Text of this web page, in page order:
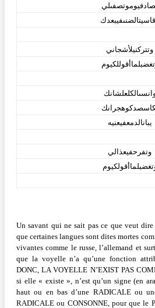
وتتركنيلأشجاني
يبانالدمعفيعنيه
وتفرحفيعذالي
Un savant qui ne sait pas ce que veut
que certaines langues sont dites mortes
vivantes comme le russe, l’allemand et
que la voyelle n’a qu’une fonction
DONC, LA VOYELLE N’EXIST PAS
si elle « existe », n’est qu’un signe (en
haut ou en bas d’une RADICALE ou
RADICALE ou CONSONNE, pour que le